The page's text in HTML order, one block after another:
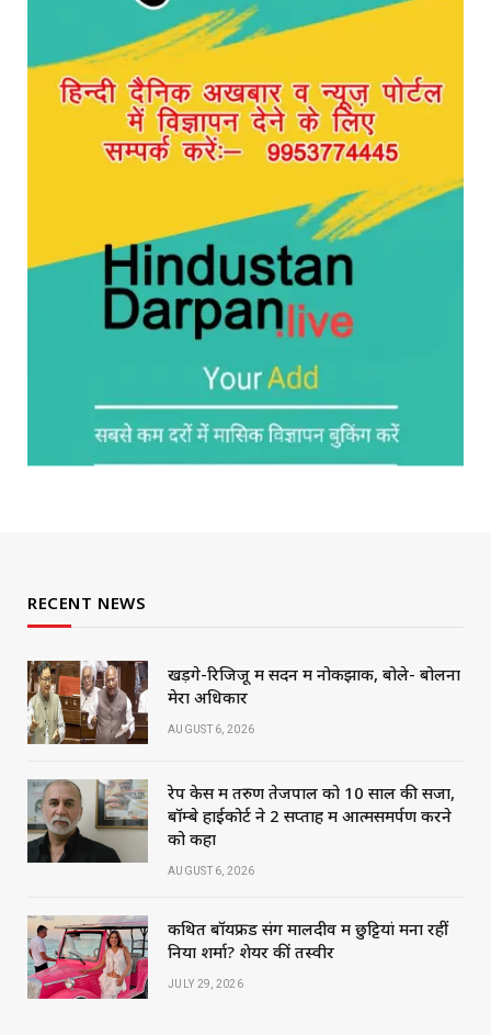
RECENT NEWS
खड़गे-रिजिजू में सदन में नोकझोंक, बोले- बोलना
मेरा अधिकार
AUGUST 6, 2026
रेप केस में तरुण तेजपाल को 10 साल की सजा,
बॉम्बे हाईकोर्ट ने 2 सप्ताह में आत्मसमर्पण करने
को कहा
AUGUST 6, 2026
कथित बॉयफ्रेंड संग मालदीव में छुट्टियां मना रहीं
निया शर्मा? शेयर कीं तस्वीरें
JULY 29, 2026